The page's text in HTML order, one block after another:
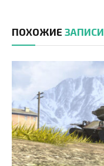
ПОХОЖИЕ ЗАПИСИ